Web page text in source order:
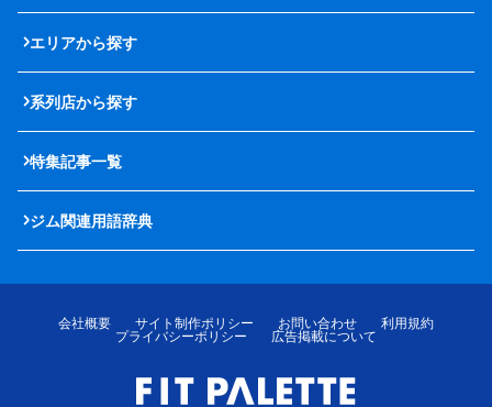
エリアから探す
系列店から探す
特集記事一覧
ジム関連用語辞典
会社概要 サイト制作ポリシー お問い合わせ
利用規約
プライバシーポリシー
広告掲載について